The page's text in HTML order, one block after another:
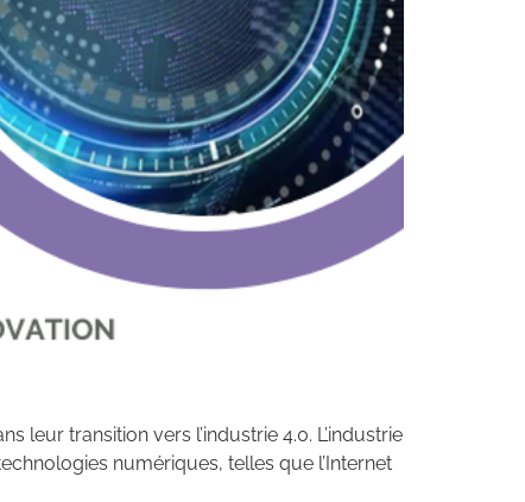
leur transition vers l’industrie 4.0. L’industrie
numériques, telles que l’Internet